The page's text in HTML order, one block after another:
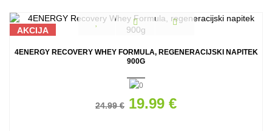
AKCIJA
4ENERGY RECOVERY WHEY FORMULA, REGENERACIJSKI NAPITEK
900G
24.99 € 19.99 €